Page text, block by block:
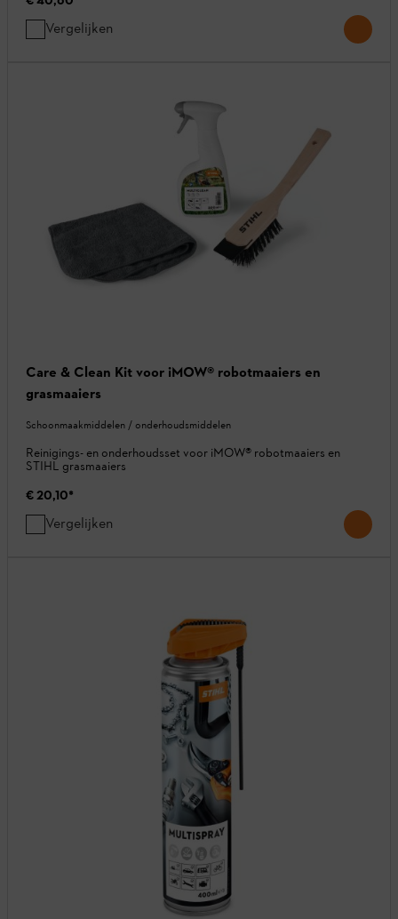
Vergelijken
Care & Clean Kit voor iMOW® robotmaaiers en
grasmaaiers
Schoonmaakmiddelen / onderhoudsmiddelen
Reinigings- en onderhoudsset voor iMOW® robotmaaiers en
STIHL grasmaaiers
€ 20,10*
Vergelijken